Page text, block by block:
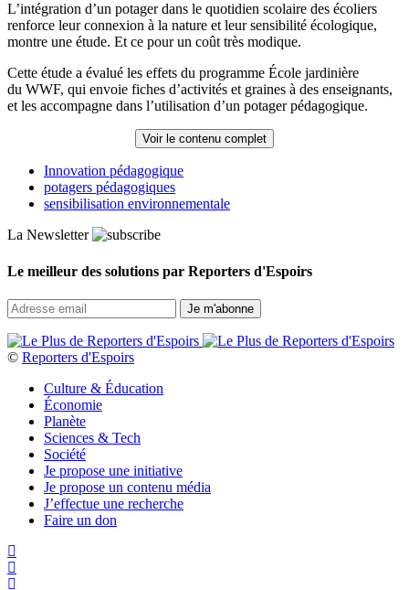
L’intégration d’un potager dans le quotidien scolaire des écoliers
renforce leur connexion à la nature et leur sensibilité écologique,
montre une étude. Et ce pour un coût très modique.
Cette étude a évalué les effets du programme École jardinière
du WWF, qui envoie fiches d’activités et graines à des enseignants,
et les accompagne dans l’utilisation d’un potager pédagogique.
Voir le contenu complet
Innovation pédagogique
potagers pédagogiques
sensibilisation environnementale
La Newsletter
Le meilleur des solutions par Reporters d'Espoirs
© Reporters d'Espoirs
Culture & Éducation
Économie
Planète
Sciences & Tech
Société
Je propose une initiative
Je propose un contenu média
J’effectue une recherche
Faire un don